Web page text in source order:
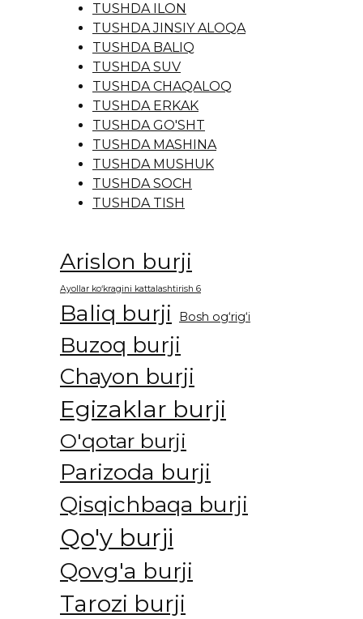
TUSHDA ILON
TUSHDA JINSIY ALOQA
TUSHDA BALIQ
TUSHDA SUV
TUSHDA CHAQALOQ
TUSHDA ERKAK
TUSHDA GO'SHT
TUSHDA MASHINA
TUSHDA MUSHUK
TUSHDA SOCH
TUSHDA TISH
Arislon burji
Ayollar ko‘kragini kattalashtirish 6
Baliq burji Bosh og‘rig‘i
Buzoq burji
Chayon burji
Egizaklar burji
O'qotar burji
Parizoda burji
Qisqichbaqa burji
Qo'y burji
Qovg'a burji
Tarozi burji